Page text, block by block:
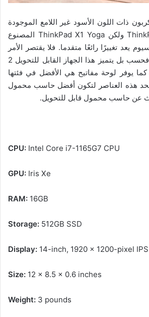
ذات اللون الأسود غير اللامع الموجودة
في معظم أجهزة ThinkPad ولكن ThinkPad X1 Yoga المصنوع
يعد تغييرًا رائعًا متقدما. فلا يقتصر الأمر
على تصميمه النحيف فحسب بل يتميز هذا الجهاز القابل للتحويل 2
كما يوفر لوحة مفاتيح هي الأفضل في فئتها
هذه العناصر لتكون أفضل حاسب محمول
عن حاسب محمول قابل للتحويل.
CPU: Intel Core i7-1165G7 CPU
GPU: Iris Xe
RAM: 16GB
Storage: 512GB SSD
Display: 14-inch, 1920 x 1200-pixel IPS
Size: 12 x 8.5 x 0.6 inches
Weight: 3 pounds